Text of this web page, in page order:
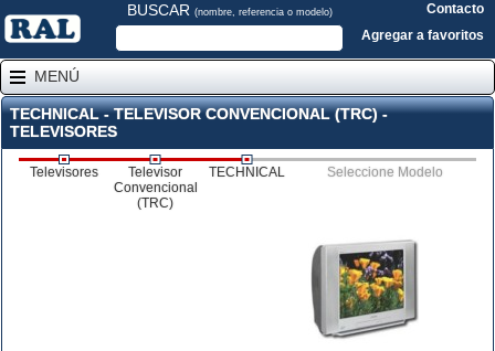
BUSCAR (nombre, referencia o modelo)
Contacto
Agregar a favoritos
MENÚ
TECHNICAL - TELEVISOR CONVENCIONAL (TRC) -
TELEVISORES
Televisores
Televisor
Convencional
(TRC)
TECHNICAL Seleccione Modelo